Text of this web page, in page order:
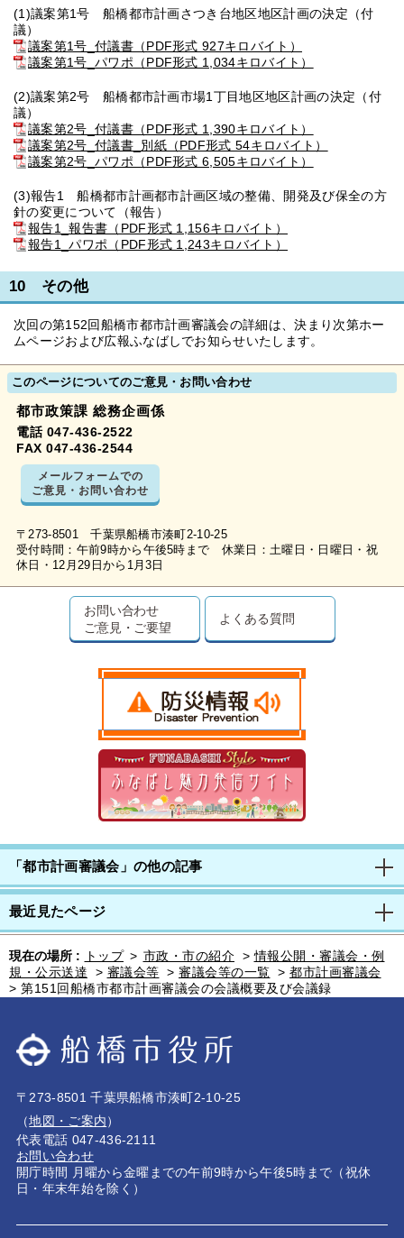
(1)議案第1号 船橋都市計画さつき台地区地区計画の決定（付
議）
議案第1号_付議書（PDF形式 927キロバイト）
議案第1号_パワポ（PDF形式 1,034キロバイト）
(2)議案第2号 船橋都市計画市場1丁目地区地区計画の決定（付
議）
議案第2号_付議書（PDF形式 1,390キロバイト）
議案第2号_付議書_別紙（PDF形式 54キロバイト）
議案第2号_パワポ（PDF形式 6,505キロバイト）
(3)報告1 船橋都市計画都市計画区域の整備、開発及び保全の方
針の変更について（報告）
報告1_報告書（PDF形式 1,156キロバイト）
報告1_パワポ（PDF形式 1,243キロバイト）
10 その他
次回の第152回船橋市都市計画審議会の詳細は、決まり次第ホー
ムページおよび広報ふなばしでお知らせいたします。
このページについてのご意見・お問い合わせ
都市政策課 総務企画係
電話 047-436-2522
FAX 047-436-2544
メールフォームでの
ご意見・お問い合わせ
〒273-8501 千葉県船橋市湊町2-10-25
受付時間：午前9時から午後5時まで 休業日：土曜日・日曜日・祝
休日・12月29日から1月3日
お問い合わせ
ご意見・ご要望
よくある質問
「都市計画審議会」の他の記事
最近見たページ
現在の場所 : トップ > 市政・市の紹介 >情報公開・審議会・例
規・公示送達
> 審議会等 > 審議会等の一覧 > 都市計画審議会
> 第151回船橋市都市計画審議会の会議概要及び会議録
〒273-8501 千葉県船橋市湊町2-10-25
（地図・ご案内）
代表電話 047-436-2111
お問い合わせ
開庁時間 月曜から金曜までの午前9時から午後5時まで（祝休
日・年末年始を除く）